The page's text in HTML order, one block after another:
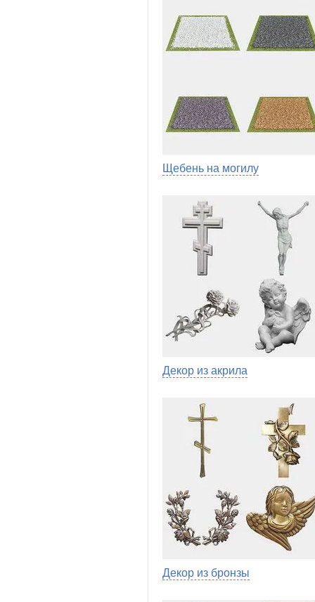
Щебень на могилу
Декор из акрила
Декор из бронзы